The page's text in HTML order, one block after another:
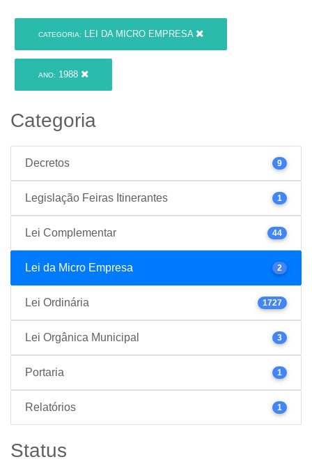
CATEGORIA: LEI DA MICRO EMPRESA
ANO: 1988
Categoria
Decretos 9
Legislação Feiras Itinerantes 1
Lei Complementar 44
Lei da Micro Empresa 2
Lei Ordinária 1727
Lei Orgânica Municipal 3
Portaria 1
Relatórios 1
Status